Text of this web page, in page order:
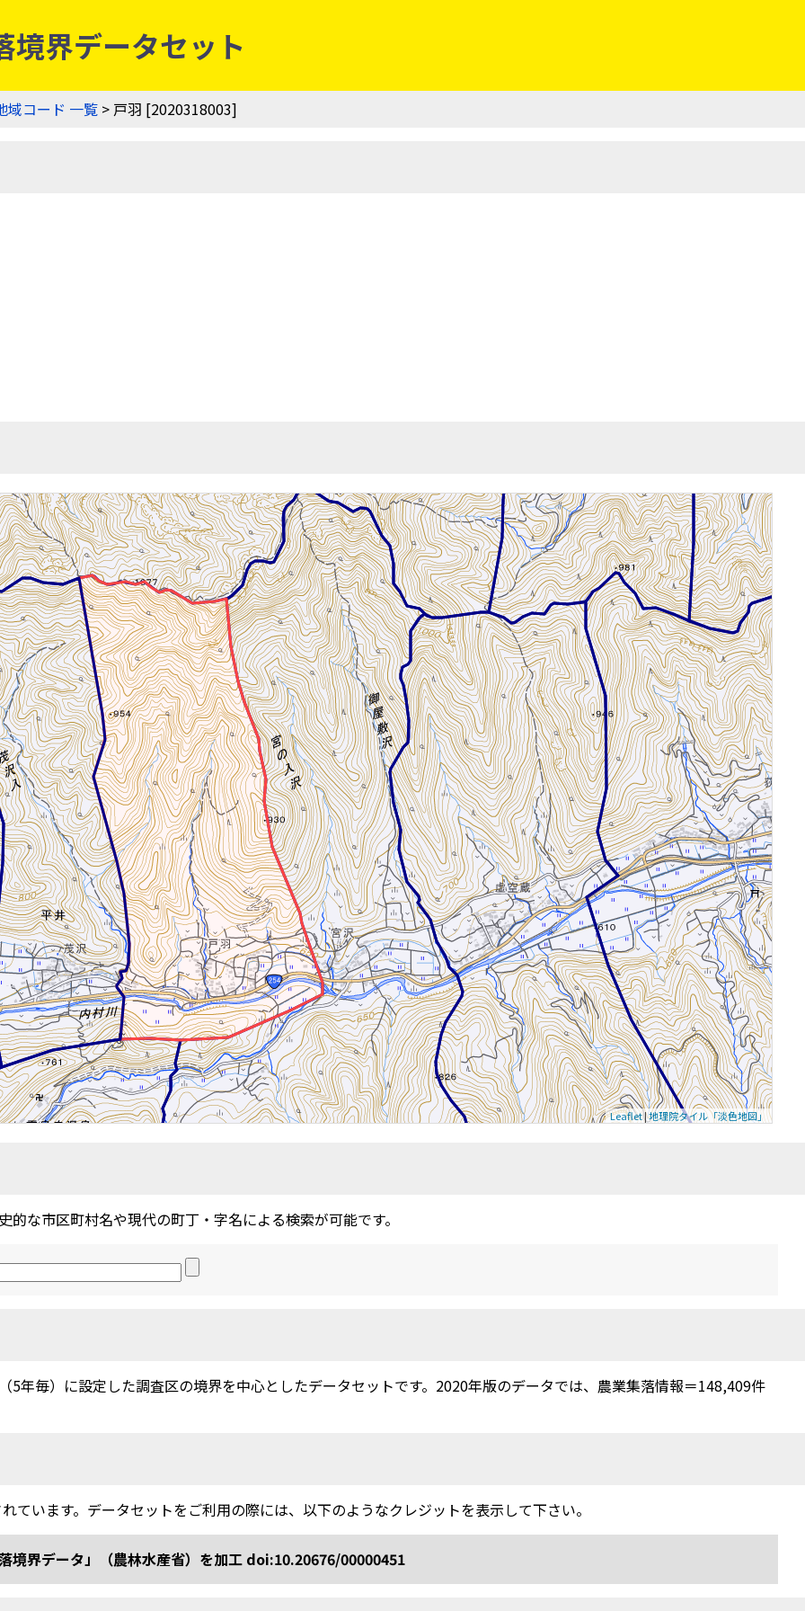
界データセット
域コード 一覧 > 戸羽 [2020318003]
Leaflet|地理院タイル「淡色地図」
的な市区町村名や現代の町丁・字名による検索が可能です。
5年毎）に設定した調査区の境界を中心としたデータセットです。2020年版のデータでは、農業集落情報＝148,409件
ています。データセットをご利用の際には、以下のようなクレジットを表示して下さい。
境界データ」（農林水産省）を加工 doi:10.20676/00000451